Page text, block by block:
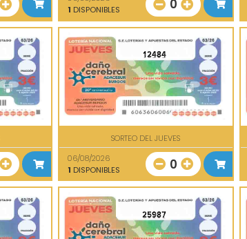
1 DISPONIBLES 0
12484
SORTEO DEL JUEVES
06/08/2026
1 DISPONIBLES 0
25987